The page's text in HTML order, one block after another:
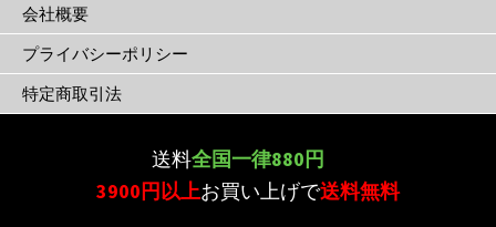
会社概要
プライバシーポリシー
特定商取引法
送料全国一律880円
3900円以上お買い上げで送料無料